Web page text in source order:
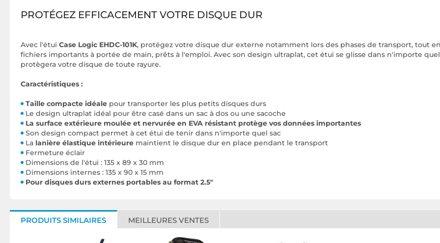
PROTÉGEZ EFFICACEMENT VOTRE DISQUE DUR
Avec l'étui Case Logic EHDC-101K, protégez votre disque dur externe notamment lors des phases de transport, tout
fichiers importants à portée de main, prêts à l'emploi. Avec son design ultraplat, cet étui se glisse dans n'importe
protègera votre disque de toute rayure.
Caractéristiques :
Taille compacte idéale pour transporter les plus petits disques durs
Le design ultraplat idéal pour être casé dans un sac à dos ou une sacoche
La surface extérieure moulée et nervurée en EVA résistant protège vos données importantes
Son design compact permet à cet étui de tenir dans n'importe quel sac
La lanière élastique intérieure maintient le disque dur en place pendant le transport
Fermeture éclair
Dimensions de l'étui : 135 x 89 x 30 mm
Dimensions internes : 135 x 90 x 15 mm
Pour disques durs externes portables au format 2.5"
PRODUITS SIMILAIRES MEILLEURES VENTES